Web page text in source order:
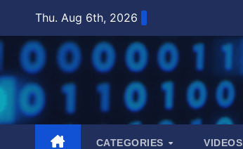
content
Thu. Aug 6th, 2026
CATEGORIES VIDEOS